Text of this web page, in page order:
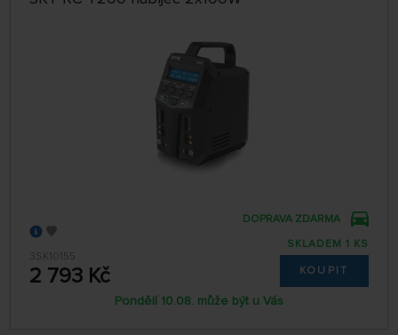
3SK10155
2 793 Kč
DOPRAVA ZDARMA
SKLADEM 1 KS
KOUPIT
Pondělí 10.08. může být u Vás